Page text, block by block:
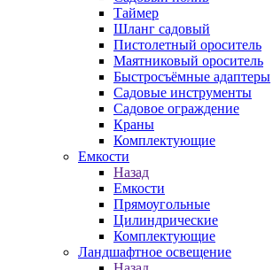
Таймер
Шланг садовый
Пистолетный ороситель
Маятниковый ороситель
Быстросъёмные адаптеры
Садовые инструменты
Садовое ограждение
Краны
Комплектующие
Емкости
Назад
Емкости
Прямоугольные
Цилиндрические
Комплектующие
Ландшафтное освещение